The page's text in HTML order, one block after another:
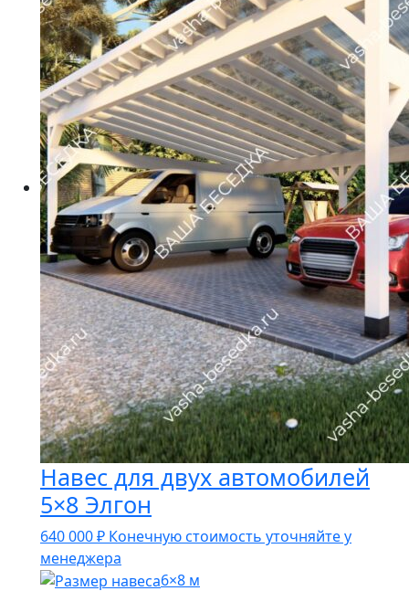
Навес для двух автомобилей
5×8 Элгон
640 000₽ Конечную стоимость уточняйте у
менеджера
6×8 м